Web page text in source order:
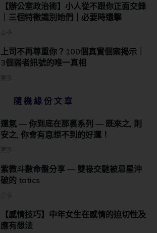
【辦公室政治術】小人從不跟你正面交鋒
｜三個特徵識別她們｜必要時還擊
上司不再尊重你？100個真實個案揭示｜
3個弱者訊號的唯一真相
隨機緣份文章
運氣 — 你到底在那裏系列 — 既來之, 則
安之, 你會有恴想不到的好運！
紫微斗數命盤分享 — 雙祿交馳被忌星沖
破的 tatics
【感情技巧】中年女生在感情的迫切性及
應有想法